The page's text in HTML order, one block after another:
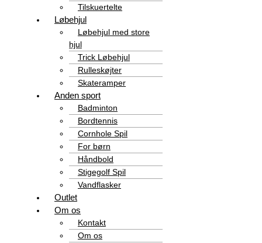
Tilskuertelte
Løbehjul
Løbehjul med store
hjul
Trick Løbehjul
Rulleskøjter
Skateramper
Anden sport
Badminton
Bordtennis
Cornhole Spil
For børn
Håndbold
Stigegolf Spil
Vandflasker
Outlet
Om os
Kontakt
Om os